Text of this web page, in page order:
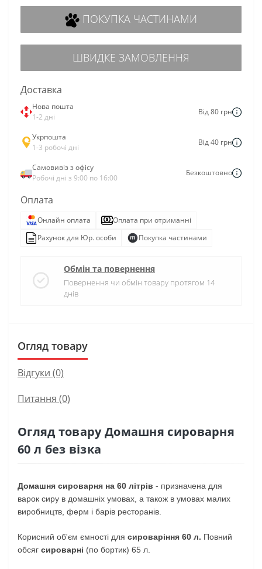
ПОКУПКА ЧАСТИНАМИ
ШВИДКЕ ЗАМОВЛЕННЯ
Доставка
Нова пошта
1-2 дні
Від 80 грн
Укрпошта
1-3 робочі дні
Від 40 грн
Самовивіз з офісу
Робочі дні з 9:00 по 16:00
Безкоштовно
Оплата
Онлайн оплата
Оплата при отриманні
Рахунок для Юр. особи
Покупка частинами
Обмін та повернення
Повернення чи обмін товару протягом 14
днів
Огляд товару
Відгуки (0)
Питання (0)
Огляд товару Домашня сироварня
60 л без візка
Домашня сироварня на 60 літрів - призначена для
варок сиру в домашніх умовах, а також в умовах малих
виробництв, ферм і барів ресторанів.
Корисний об'єм ємності для сироваріння 60 л. Повний
обсяг сироварні (по бортик) 65 л.